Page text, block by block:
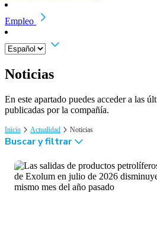
Empleo
Noticias
En este apartado puedes acceder a las
publicadas por la compañía.
Inicio Actualidad Noticias
Buscar y filtrar